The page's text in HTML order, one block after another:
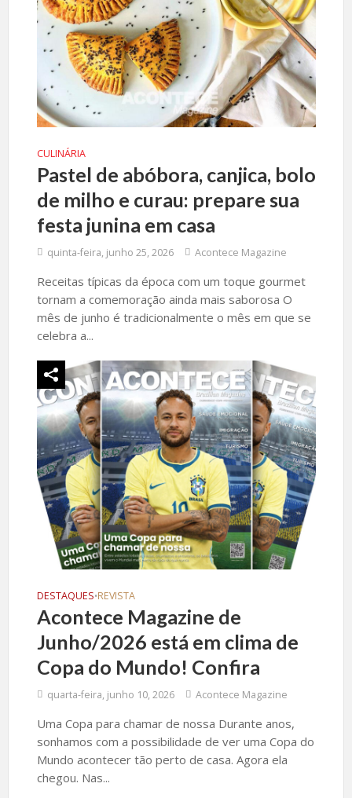
CULINÁRIA
Pastel de abóbora, canjica, bolo
de milho e curau: prepare sua
festa junina em casa
quinta-feira, junho 25, 2026 Acontece Magazine
Receitas típicas da época com um toque gourmet
tornam a comemoração ainda mais saborosa O
mês de junho é tradicionalmente o mês em que se
celebra a...
DESTAQUES•REVISTA
Acontece Magazine de
Junho/2026 está em clima de
Copa do Mundo! Confira
quarta-feira, junho 10, 2026 Acontece Magazine
Uma Copa para chamar de nossa Durante anos,
sonhamos com a possibilidade de ver uma Copa do
Mundo acontecer tão perto de casa. Agora ela
chegou. Nas...